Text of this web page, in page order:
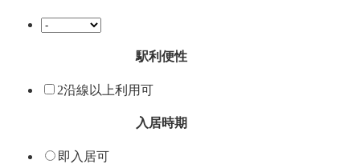
駅利便性
2沿線以上利用可
入居時期
即入居可